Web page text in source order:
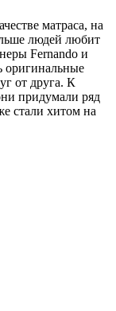
матраса, на
людей любит
Fernando и
оригинальные
от друга. К
придумали ряд
стали хитом на